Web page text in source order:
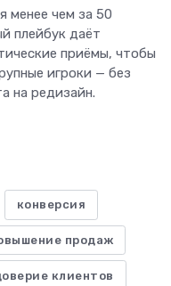
менее чем за 50
плейбук даёт
приёмы, чтобы
игроки — без
на редизайн.
конверсия
продаж
клиентов